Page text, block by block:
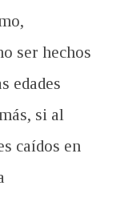
ser hechos
edades
si al
caídos en